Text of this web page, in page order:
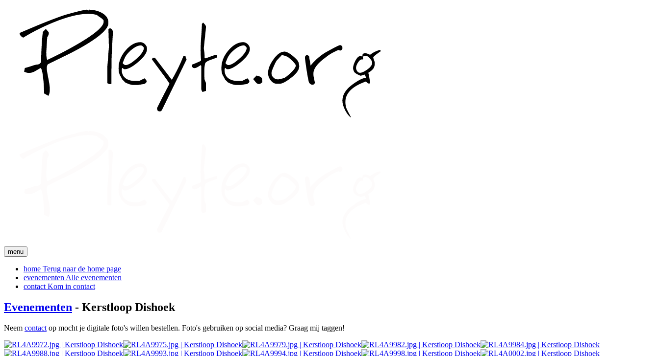
menu
home Terug naar de home page
evenementen Alle evenementen
contact Kom in contact
Evenementen - Kerstloop Dishoek
Neem contact op mocht je digitale foto's willen bestellen. Foto's gebruiken op social media? Graag mij taggen!